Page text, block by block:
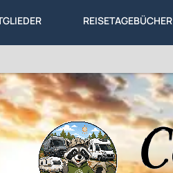
REISETAGEBÜCHER